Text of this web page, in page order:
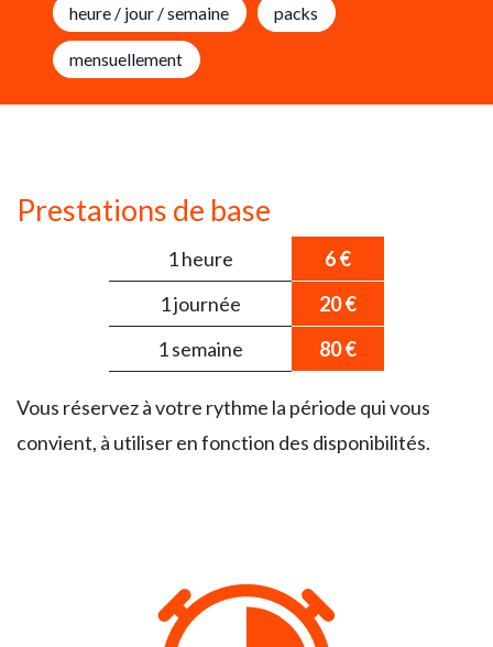
heure / jour / semaine packs
mensuellement
Prestations de base
1 heure
6 €
1 journée
20 €
1 semaine
80 €
Vous réservez à votre rythme la période qui vous
convient, à utiliser en fonction des disponibilités.